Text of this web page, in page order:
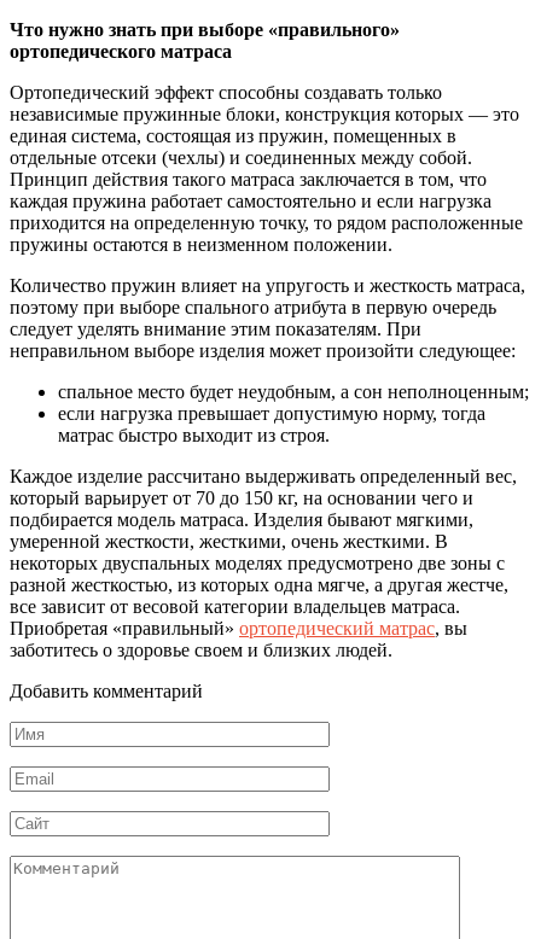
Что нужно знать при выборе «правильного»
ортопедического матраса
Ортопедический эффект способны создавать только
независимые пружинные блоки, конструкция которых — это
единая система, состоящая из пружин, помещенных в
отдельные отсеки (чехлы) и соединенных между собой.
Принцип действия такого матраса заключается в том, что
каждая пружина работает самостоятельно и если нагрузка
приходится на определенную точку, то рядом расположенные
пружины остаются в неизменном положении.
Количество пружин влияет на упругость и жесткость матраса,
поэтому при выборе спального атрибута в первую очередь
следует уделять внимание этим показателям. При
неправильном выборе изделия может произойти следующее:
спальное место будет неудобным, а сон неполноценным;
если нагрузка превышает допустимую норму, тогда
матрас быстро выходит из строя.
Каждое изделие рассчитано выдерживать определенный вес,
который варьирует от 70 до 150 кг, на основании чего и
подбирается модель матраса. Изделия бывают мягкими,
умеренной жесткости, жесткими, очень жесткими. В
некоторых двуспальных моделях предусмотрено две зоны с
разной жесткостью, из которых одна мягче, а другая жестче,
все зависит от весовой категории владельцев матраса.
Приобретая «правильный» ортопедический матрас, вы
заботитесь о здоровье своем и близких людей.
Добавить комментарий
Имя
*
Email
*
Сайт
Комментарий